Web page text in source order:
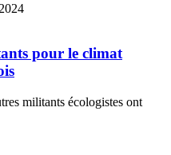
pour le climat
militants écologistes ont